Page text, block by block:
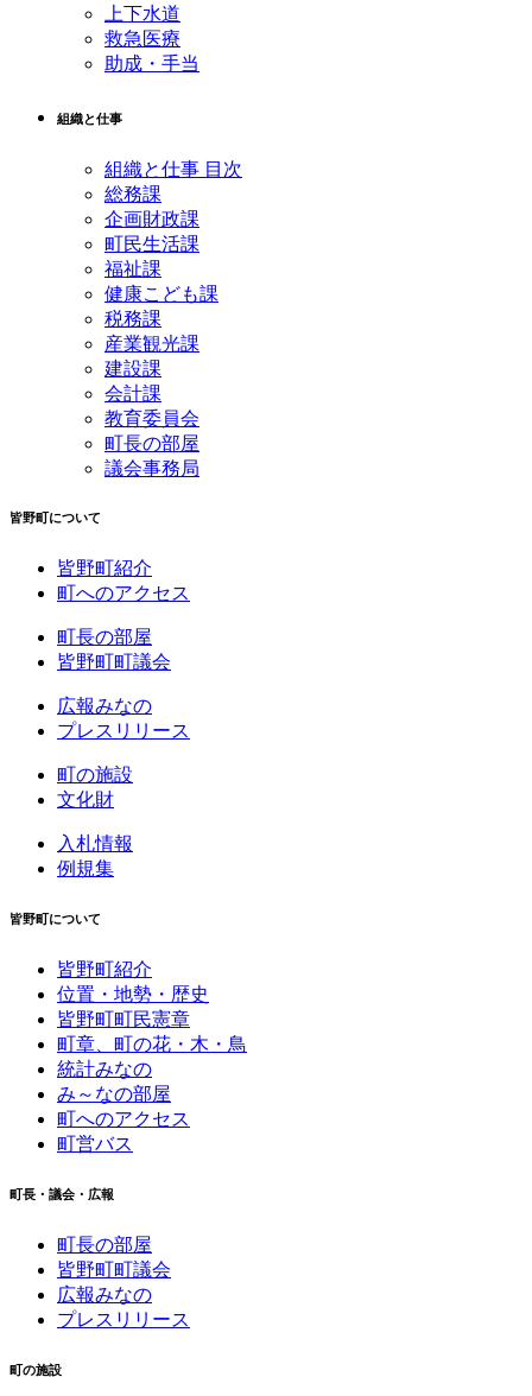
上下水道
救急医療
助成・手当
組織と仕事
組織と仕事 目次
総務課
企画財政課
町民生活課
福祉課
健康こども課
税務課
産業観光課
建設課
会計課
教育委員会
町長の部屋
議会事務局
皆野町について
皆野町紹介
町へのアクセス
町長の部屋
皆野町町議会
広報みなの
プレスリリース
町の施設
文化財
入札情報
例規集
皆野町について
皆野町紹介
位置・地勢・歴史
皆野町町民憲章
町章、町の花・木・鳥
統計みなの
み～なの部屋
町へのアクセス
町営バス
町長・議会・広報
町長の部屋
皆野町町議会
広報みなの
プレスリリース
町の施設